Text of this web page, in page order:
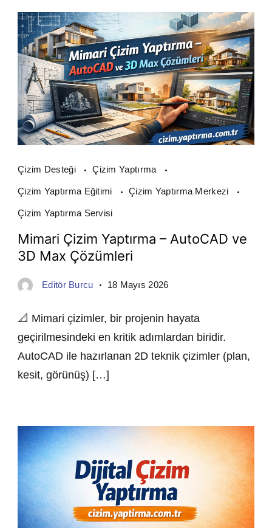
Çizim Desteği Çizim Yaptırma
Çizim Yaptırma Eğitimi Çizim Yaptırma Merkezi
Çizim Yaptırma Servisi
Mimari Çizim Yaptırma – AutoCAD ve
3D Max Çözümleri
Editör Burcu 18 Mayıs 2026
📐 Mimari çizimler, bir projenin hayata
geçirilmesindeki en kritik adımlardan biridir.
AutoCAD ile hazırlanan 2D teknik çizimler (plan,
kesit, görünüş) […]